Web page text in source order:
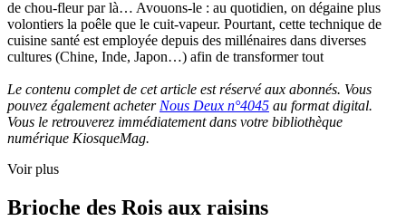
de chou-fleur par là… Avouons-le : au quotidien, on dégaine plus
volontiers la poêle que le cuit-vapeur. Pourtant, cette technique de
cuisine santé est employée depuis des millénaires dans diverses
cultures (Chine, Inde, Japon…) afin de transformer tout
Le contenu complet de cet article est réservé aux abonnés. Vous
pouvez également acheterNous Deux n°4045 au format digital.
Vous le retrouverez immédiatement dans votre bibliothèque
numérique KiosqueMag.
Voir plus
Brioche des Rois aux raisins